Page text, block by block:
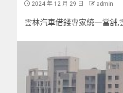
2024 年 12 月 29 日 admin
雲林汽車借錢專家統一當舖,